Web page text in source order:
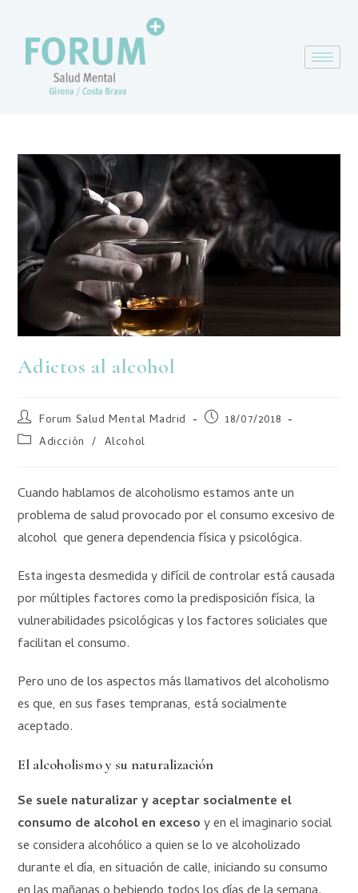
Adictos al alcohol
Forum Salud Mental Madrid
18/07/2018
Adicción / Alcohol
Cuando hablamos de alcoholismo estamos ante un
problema de salud provocado por el consumo excesivo de
alcohol que genera dependencia física y psicológica.
Esta ingesta desmedida y difícil de controlar está causada
por múltiples factores como la predisposición física, la
vulnerabilidades psicológicas y los factores soliciales que
facilitan el consumo.
Pero uno de los aspectos más llamativos del alcoholismo
es que, en sus fases tempranas, está socialmente
aceptado.
El alcoholismo y su naturalización
Se suele naturalizar y aceptar socialmente el
consumo de alcohol en excesoy en el imaginario social
se considera alcohólico a quien se lo ve alcoholizado
durante el día, en situación de calle, iniciando su consumo